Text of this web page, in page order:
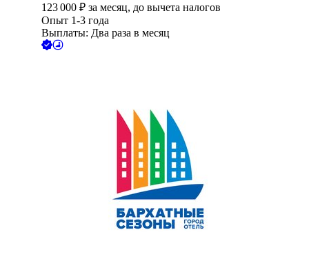
123 000 ₽ за месяц, до вычета налогов
Опыт 1-3 года
Выплаты: Два раза в месяц